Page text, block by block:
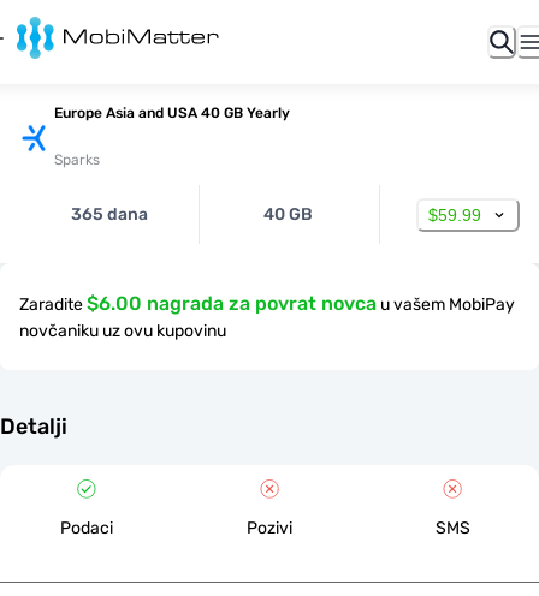
Europe Asia and USA 40 GB Yearly
Sparks
365 dana 40 GB $59.99
Zaradite$6.00 nagrada za povrat novca u vašem MobiPay
novčaniku uz ovu kupovinu
Detalji
Podaci Pozivi SMS